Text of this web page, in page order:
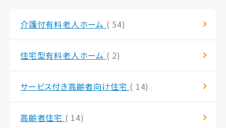
介護付有料老人ホーム ( 54)
住宅型有料老人ホーム ( 2)
サービス付き高齢者向け住宅 ( 14)
高齢者住宅 ( 14)